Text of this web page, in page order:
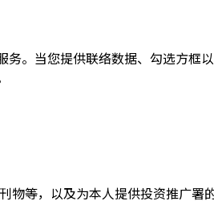
。当您提供联络数据、勾选方框
等，以及为本人提供投资推广署的